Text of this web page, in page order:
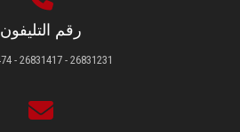
رقم التليفون
26831231 - 26831417 - 26831474